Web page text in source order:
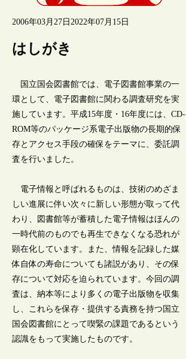
2006年03月27日 2022年07月15日
はしがき
国立国会図書館では、電子図書館事業の一
環として、電子図書館に関わる調査研究を実
施しています。平成15年度・16年度には、CD-
ROM等のパッケージ系電子出版物の長期的保
存とアクセス手段の確保をテーマに、委託調
査を行いました。
電子情報と呼ばれるものは、技術のめざま
しい進展に伴い次々に新しい形態が取って代
わり、図書館等が蓄積した電子情報はほんの
一時代前のものでも再生できなくなる恐れが
顕在化しています。また、情報を記録した媒
体自体の寿命についても諸説があり、その保
存について対応を迫られています。今回の調
査は、納本等により多くの電子出版物を収集
し、これらを保存・提供する責務を持つ国立
国会図書館にとって喫緊の課題であるという
認識をもって実施したものです。